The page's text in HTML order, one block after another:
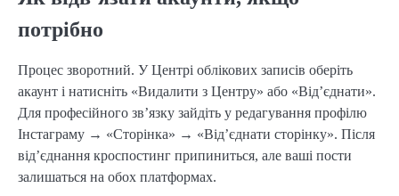
потрібно
Процес зворотний. У Центрі облікових записів оберіть
акаунт і натисніть «Видалити з Центру» або «Від’єднати».
Для професійного зв’язку зайдіть у редагування профілю
Інстаграму → «Сторінка» → «Від’єднати сторінку». Після
від’єднання кроспостинг припиниться, але ваші пости
залишаться на обох платформах.